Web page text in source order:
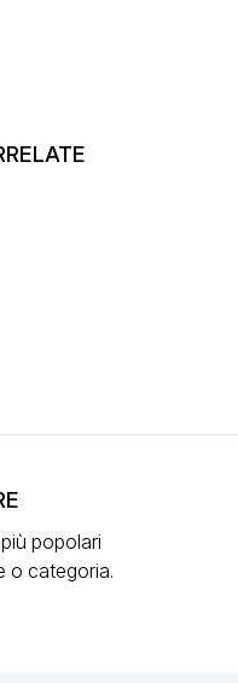
popolari
o categoria.